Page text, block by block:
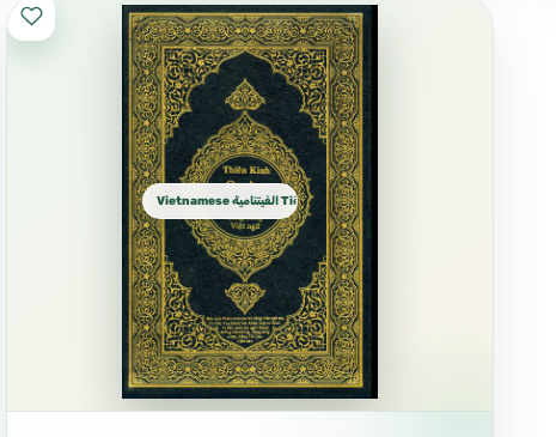
Vietnamese الفيتنامية Tiếng Việt